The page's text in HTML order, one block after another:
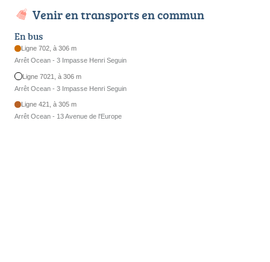
Venir en transports en commun
En bus
Ligne 702, à 306 m
Arrêt Ocean - 3 Impasse Henri Seguin
Ligne 7021, à 306 m
Arrêt Ocean - 3 Impasse Henri Seguin
Ligne 421, à 305 m
Arrêt Ocean - 13 Avenue de l'Europe